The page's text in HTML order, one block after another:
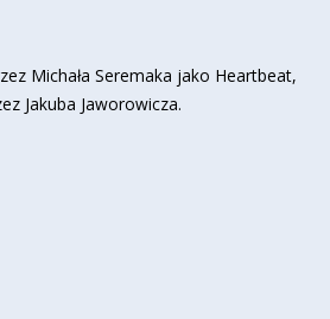
Michała Seremaka jako Heartbeat,
Jakuba Jaworowicza.